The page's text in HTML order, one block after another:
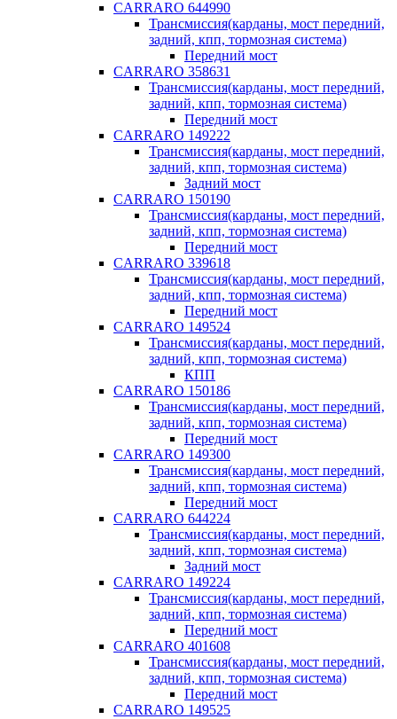
CARRARO 644990
Трансмиссия(карданы, мост передний,
задний, кпп, тормозная система)
Передний мост
CARRARO 358631
Трансмиссия(карданы, мост передний,
задний, кпп, тормозная система)
Передний мост
CARRARO 149222
Трансмиссия(карданы, мост передний,
задний, кпп, тормозная система)
Задний мост
CARRARO 150190
Трансмиссия(карданы, мост передний,
задний, кпп, тормозная система)
Передний мост
CARRARO 339618
Трансмиссия(карданы, мост передний,
задний, кпп, тормозная система)
Передний мост
CARRARO 149524
Трансмиссия(карданы, мост передний,
задний, кпп, тормозная система)
КПП
CARRARO 150186
Трансмиссия(карданы, мост передний,
задний, кпп, тормозная система)
Передний мост
CARRARO 149300
Трансмиссия(карданы, мост передний,
задний, кпп, тормозная система)
Передний мост
CARRARO 644224
Трансмиссия(карданы, мост передний,
задний, кпп, тормозная система)
Задний мост
CARRARO 149224
Трансмиссия(карданы, мост передний,
задний, кпп, тормозная система)
Передний мост
CARRARO 401608
Трансмиссия(карданы, мост передний,
задний, кпп, тормозная система)
Передний мост
CARRARO 149525